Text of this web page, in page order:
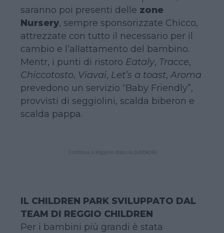
saranno poi presenti delle zone
Nursery, sempre sponsorizzate Chicco,
attrezzate con tutto il necessario per il
cambio e l’allattamento del bambino.
Mentr, i punti di ristoro Eataly, Tracce,
Chiccotosto, Viavai, Let’s a toast, Aroma
prevedono un servizio “Baby Friendly”,
provvisti di seggiolini, scalda biberon e
scalda pappa.
IL CHILDREN PARK SVILUPPATO DAL
TEAM DI REGGIO CHILDREN
Per i bambini più grandi è stata